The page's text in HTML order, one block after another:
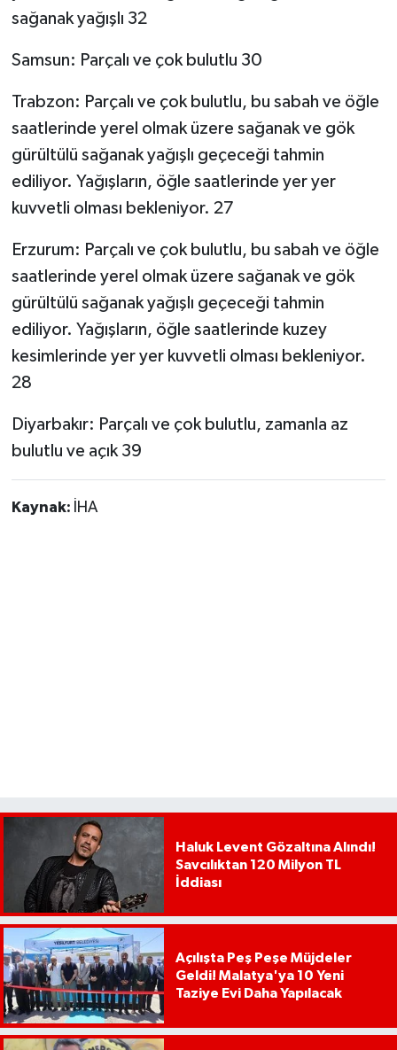
sağanak yağışlı 32
Samsun: Parçalı ve çok bulutlu 30
Trabzon: Parçalı ve çok bulutlu, bu sabah ve öğle
saatlerinde yerel olmak üzere sağanak ve gök
gürültülü sağanak yağışlı geçeceği tahmin
ediliyor. Yağışların, öğle saatlerinde yer yer
kuvvetli olması bekleniyor. 27
Erzurum: Parçalı ve çok bulutlu, bu sabah ve öğle
saatlerinde yerel olmak üzere sağanak ve gök
gürültülü sağanak yağışlı geçeceği tahmin
ediliyor. Yağışların, öğle saatlerinde kuzey
kesimlerinde yer yer kuvvetli olması bekleniyor.
28
Diyarbakır: Parçalı ve çok bulutlu, zamanla az
bulutlu ve açık 39
Kaynak: İHA
Haluk Levent Gözaltına Alındı!
Savcılıktan 120 Milyon TL
İddiası
Açılışta Peş Peşe Müjdeler
Geldi! Malatya'ya 10 Yeni
Taziye Evi Daha Yapılacak